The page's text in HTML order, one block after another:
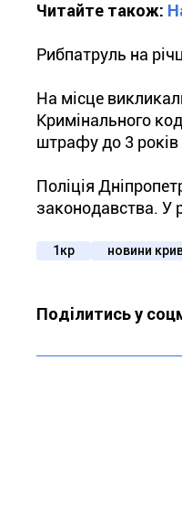
Читайте також:
Рибпатруль на
На місце
Кримінального
штрафу до 3 років
Поліція
законодавства. У
1кр новини
Поділитись у